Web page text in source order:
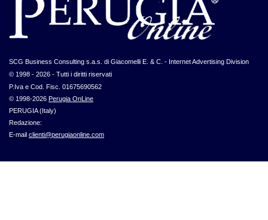
SCG Business Consulting s.a.s. di Giacomelli E. & C. - Internet Advertising Division
© 1998 - 2026 - Tutti i diritti riservati
P.Iva e Cod. Fisc. 01675690562
© 1998-2026 Perugia OnLine
PERUGIA (Italy)
Redazione:
E-mail clienti@perugiaonline.com